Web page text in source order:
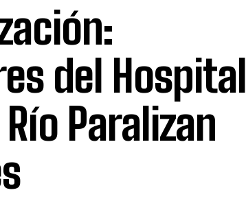
del Hospital
Paralizan